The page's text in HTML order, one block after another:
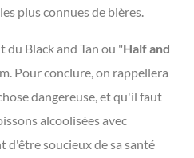
plus connues de bières.
Black and Tan ou "Half and
Pour conclure, on rappellera
dangereuse, et qu'il faut
alcoolisées avec
soucieux de sa santé